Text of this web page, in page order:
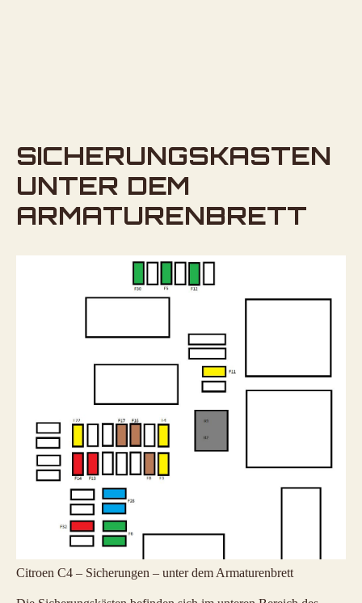
SICHERUNGSKASTEN
UNTER DEM
ARMATURENBRETT
Citroen C4 – Sicherungen – unter dem Armaturenbrett